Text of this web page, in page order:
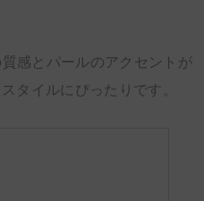
質感とパールのアクセントが
タイルにぴったりです。